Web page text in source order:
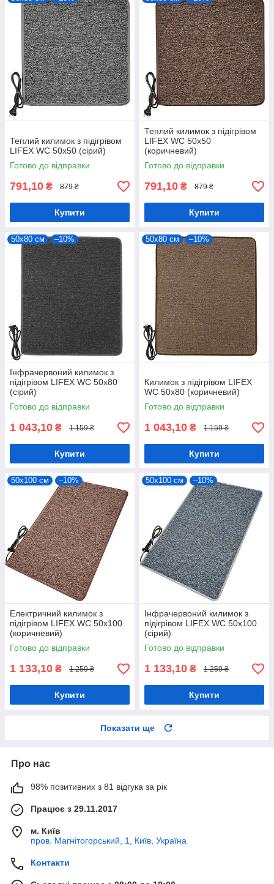
Теплий килимок з підігрівом
LIFEX WC 50х50 (сірий)
Готово до відправки
791,10 ₴ 879 ₴
Купити
Теплий килимок з підігрівом
LIFEX WC 50х50
(коричневий)
Готово до відправки
791,10 ₴ 879 ₴
Купити
50х80 см –10%
Інфрачервоний килимок з
підігрівом LIFEX WC 50х80
(сірий)
Готово до відправки
1 043,10 ₴ 1 159 ₴
Купити
50х80 см –10%
Килимок з підігрівом LIFEX
WC 50х80 (коричневий)
Готово до відправки
1 043,10 ₴ 1 159 ₴
Купити
50х100 см –10%
Електричний килимок з
підігрівом LIFEX WC 50х100
(коричневий)
Готово до відправки
1 133,10 ₴ 1 259 ₴
Купити
50х100 см –10%
Інфрачервоний килимок з
підігрівом LIFEX WC 50х100
(сірий)
Готово до відправки
1 133,10 ₴ 1 259 ₴
Купити
Показати ще
Про нас
98% позитивних з 81 відгука за рік
Працює з 29.11.2017
м. Київ
пров. Магнітогорський, 1, Київ, Україна
Контакти